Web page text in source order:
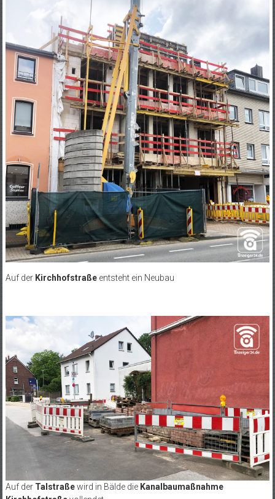
Auf der Kirchhofstraßeentsteht ein Neubau
Auf der Talstraßewird in Bälde die Kanalbaumaßnahme